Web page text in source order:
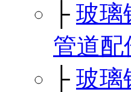
├ 玻璃
管道配
├ 玻璃